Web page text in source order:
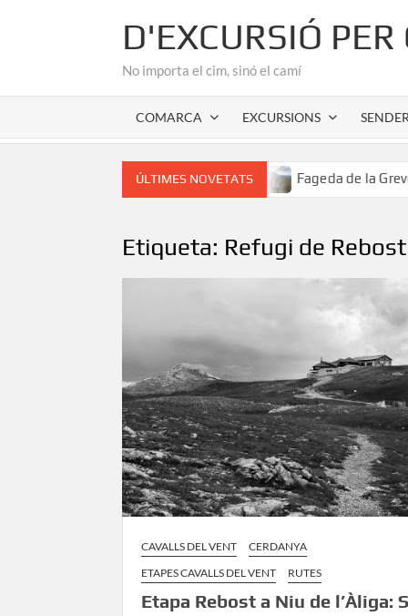
D'EXCURSIÓ
No importa el cim, sinó el camí
COMARCA EXCURSIONS
ÚLTIMES NOVETATS
romànic de l’Alta Garrotxa Fageda de la Grevolosa: El
Etiqueta: Refugi de Rebost
CAVALLS DEL VENT
CERDANYA
ETAPES CAVALLS DEL VENT
RUTES
Etapa Rebost a Niu de l’Àliga: